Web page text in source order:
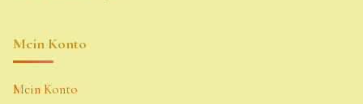
Mein Konto
Mein Konto